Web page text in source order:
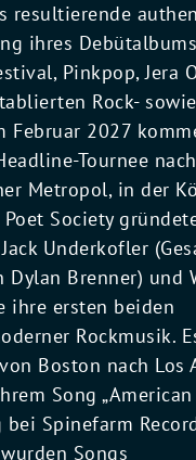
resultierende
ihres
Pinkpop, Jera
Rock-
2027
Tournee
Metropol, in der
Society
Underkofler
Dylan Brenner) und
ihre ersten beiden
Rockmusik.
Boston nach Los
Song „American
Spinefarm
Songs